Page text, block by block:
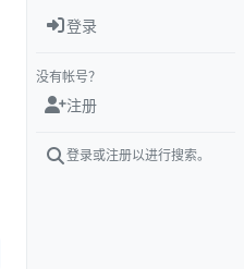
登录
没有帐号？
注册
登录或注册以进行搜索。